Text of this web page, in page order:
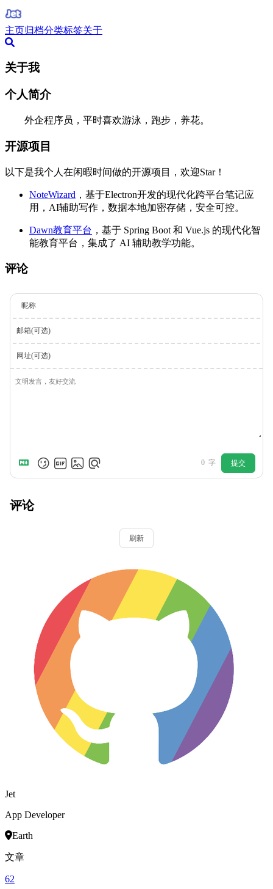
主页归档分类标签关于
关于我
个人简介
外企程序员，平时喜欢游泳，跑步，养花。
开源项目
以下是我个人在闲暇时间做的开源项目，欢迎Star！
NoteWizard ，基于Electron开发的现代化跨平台笔记应
用，AI辅助写作，数据本地加密存储，安全可控。
Dawn教育平台 ，基于 Spring Boot 和 Vue.js 的现代化智
能教育平台，集成了 AI 辅助教学功能。
评论
昵称
邮箱(可选)
网址(可选)
0 字 提交
评论
刷新
Jet
App Developer
Earth
文章
62